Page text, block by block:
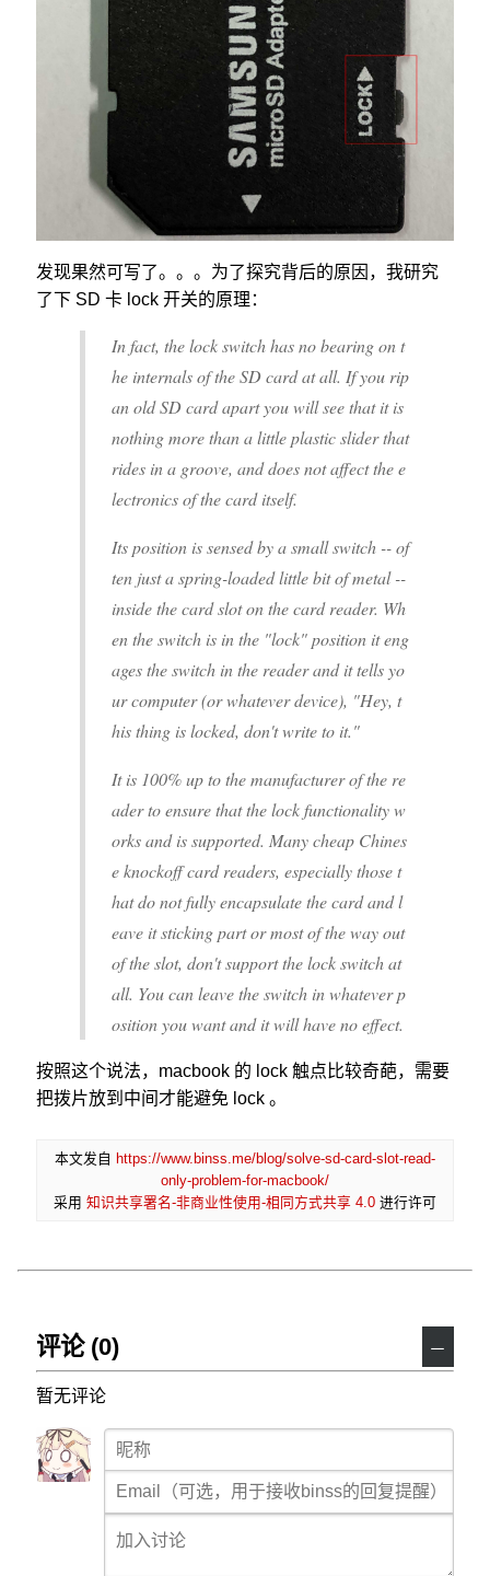
发现果然可写了。。。为了探究背后的原因，我研究
了下 SD 卡 lock 开关的原理：
In fact, the lock switch has no bearing on t
he internals of the SD card at all. If you rip
an old SD card apart you will see that it is
nothing more than a little plastic slider that
rides in a groove, and does not affect the e
lectronics of the card itself.
Its position is sensed by a small switch -- of
ten just a spring-loaded little bit of metal --
inside the card slot on the card reader. Wh
en the switch is in the "lock" position it eng
ages the switch in the reader and it tells yo
ur computer (or whatever device), "Hey, t
his thing is locked, don't write to it."
It is 100% up to the manufacturer of the re
ader to ensure that the lock functionality w
orks and is supported. Many cheap Chines
e knockoff card readers, especially those t
hat do not fully encapsulate the card and l
eave it sticking part or most of the way out
of the slot, don't support the lock switch at
all. You can leave the switch in whatever p
osition you want and it will have no effect.
按照这个说法，macbook 的 lock 触点比较奇葩，需要
把拨片放到中间才能避免 lock 。
本文发自 https://www.binss.me/blog/solve-sd-card-slot-read-
only-problem-for-macbook/
采用 知识共享署名-非商业性使用-相同方式共享 4.0进行许可
评论 (0) －
暂无评论